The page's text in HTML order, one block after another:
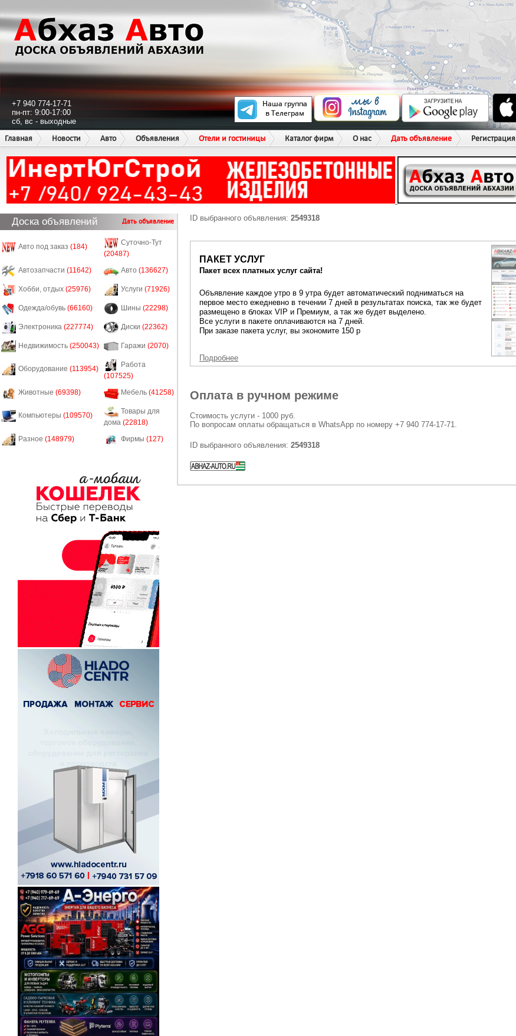
+7 940 774-17-71
пн-пт: 9:00-17:00
сб, вс - выходные
Главная
Новости Авто Объявления Отели и гостиницы Каталог фирм О нас Дать объявление Регистрация
Доска объявлений Дать объявление
Авто под заказ (184)
Суточно-Тут
(20487)
Автозапчасти (11642) Авто (136627)
Хобби, отдых (25976) Услуги (71926)
Одежда/обувь (66160) Шины (22298)
Электроника (227774) Диски (22362)
Недвижимость (250043) Гаражи (2070)
Оборудование (113954)
Работа
(107525)
Животные (69398) Мебель (41258)
Компьютеры (109570)
Товары для
дома (22818)
Разное (148979) Фирмы (127)
ID выбранного объявления: 2549318
ПАКЕТ УСЛУГ
Пакет всех платных услуг сайта!
Объявление каждое утро в 9 утра будет автоматический подниматься на
первое место ежедневно в течении 7 дней в результатах поиска, так же будет
размещено в блоках VIP и Премиум, а так же будет выделено.
Все услуги в пакете оплачиваются на 7 дней.
При заказе пакета услуг, вы экономите 150 р
Подробнее
Оплата в ручном режиме
Стоимость услуги - 1000 руб.
По вопросам оплаты обращаться в WhatsApp по номеру +7 940 774-17-71.
ID выбранного объявления: 2549318